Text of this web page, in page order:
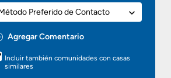
Agregar Comentario
Incluir también comunidades con casas
similares